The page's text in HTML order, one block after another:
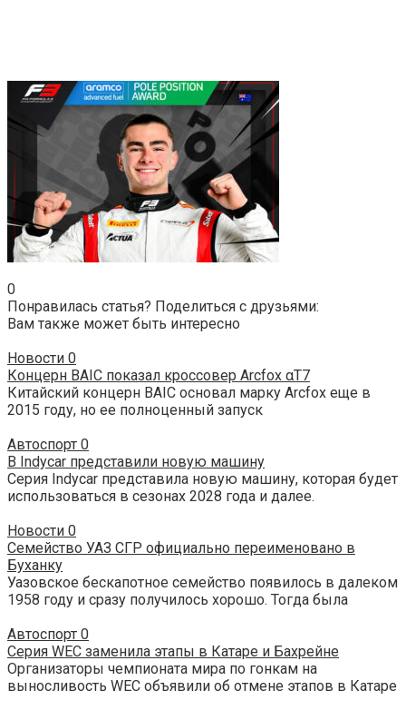
0
Понравилась статья? Поделиться с друзьями:
Вам также может быть интересно
Новости 0
Концерн BAIC показал кроссовер Arcfox αT7
Китайский концерн BAIC основал марку Arcfox еще в
2015 году, но ее полноценный запуск
Автоспорт 0
В Indycar представили новую машину
Серия Indycar представила новую машину, которая будет
использоваться в сезонах 2028 года и далее.
Новости 0
Семейство УАЗ СГР официально переименовано в
Буханку
Уазовское бескапотное семейство появилось в далеком
1958 году и сразу получилось хорошо. Тогда была
Автоспорт 0
Серия WEC заменила этапы в Катаре и Бахрейне
Организаторы чемпионата мира по гонкам на
выносливость WEC объявили об отмене этапов в Катаре